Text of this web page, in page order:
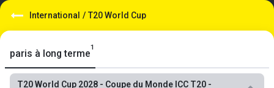
International / T20 World Cup
paris à long terme
1
T20 World Cup 2028 - Coupe du Monde ICC T20 -